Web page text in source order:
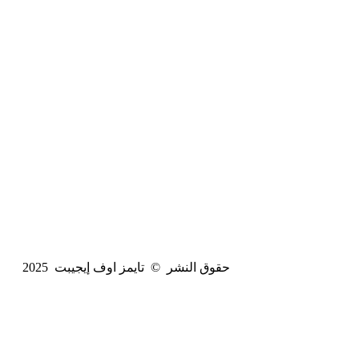
حقوق النشر © تايمز اوف إيجيبت 2025